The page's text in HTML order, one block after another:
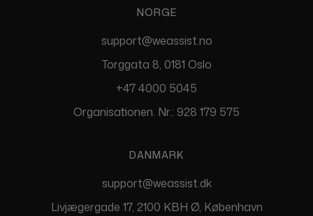
NORGE
support@weassist.no
Torggata 8, 0181 Oslo
+47 4000 5045
Organisationen. Nr.: 928 179 575
DANMARK
support@weassist.dk
Livjægergade 17, 2100 KBH Ø, København